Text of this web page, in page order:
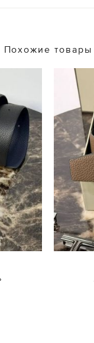
Похожие товары